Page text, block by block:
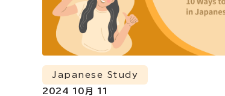
Japanese Study
2024 10月 11